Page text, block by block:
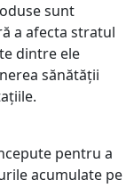
sunt
a afecta stratul
dintre ele
sănătății
pentru a
acumulate pe